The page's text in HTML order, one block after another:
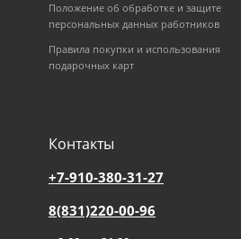
Положение об обработке и защите
персональных данных работников
Правила покупки и использования
подарочных карт
Контакты
+7-910-380-31-27
8(831)220-00-96